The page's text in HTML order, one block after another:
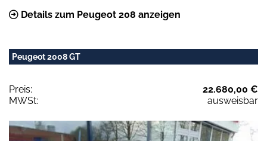
Details zum Peugeot 208 anzeigen
Peugeot 2008 GT
Preis:
22.680,00 €
MWSt:
ausweisbar